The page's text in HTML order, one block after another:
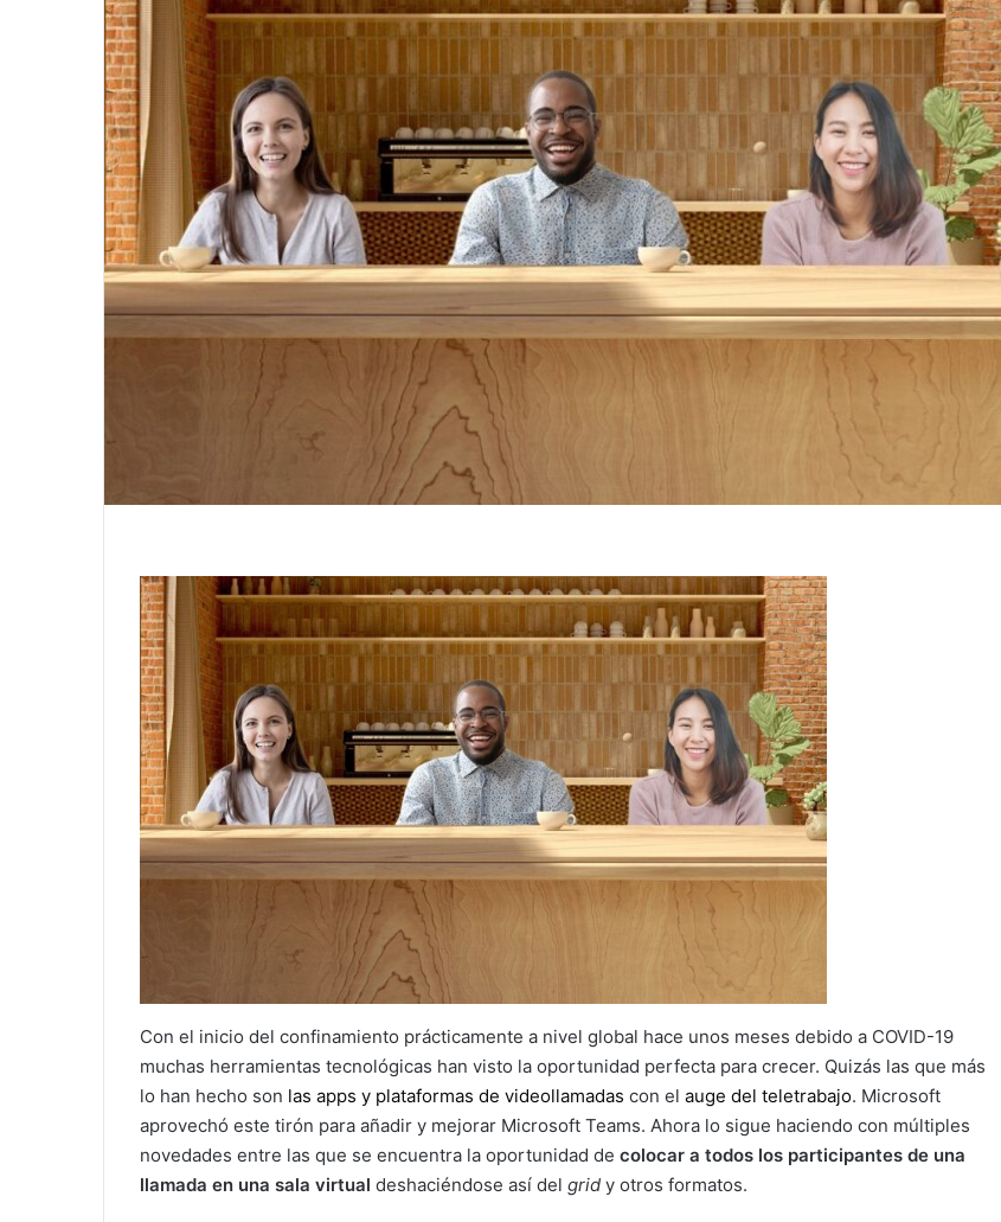
Con el inicio del confinamiento prácticamente a nivel global hace unos meses debido a COVID-19
muchas herramientas tecnológicas han visto la oportunidad perfecta para crecer. Quizás las que más
lo han hecho son las apps y plataformas de videollamadas con el auge del teletrabajo. Microsoft
aprovechó este tirón para añadir y mejorar Microsoft Teams. Ahora lo sigue haciendo con múltiples
novedades entre las que se encuentra la oportunidad de colocar a todos los participantes de una
llamada en una sala virtual deshaciéndose así del grid y otros formatos.